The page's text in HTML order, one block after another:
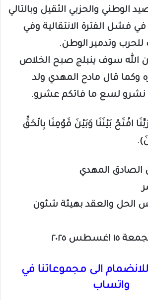
الوطني والحزبي الثقيل وبالتالي
في فشل الفترة الانتقالية وفي
للحرب وتدمير الوطن.
الله سوف ينبلج صبح الخلاص
وكما قال مادح المهدي ولد
نشرو لسع ما فاتكم عشرو.
افْتَحْ بَيْنَنَا وَبَيْنَ قَوْمِنَا بِالْحَقِّ
الصادق المهدي
الحل والعقد بهيئة شئون
٢٠٢٥
الى مجموعاتنا في
واتساب